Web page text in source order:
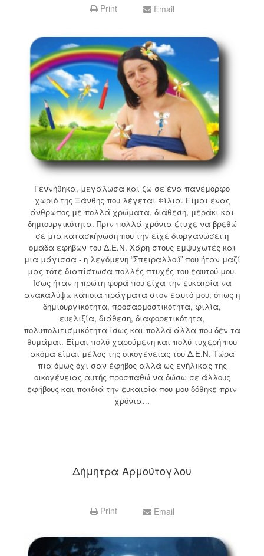
Print Email
Γεννήθηκα, μεγάλωσα και ζω σε ένα πανέμορφο
χωριό της Ξάνθης που λέγεται Φίλια. Είμαι ένας
άνθρωπος με πολλά χρώματα, διάθεση, μεράκι και
δημιουργικότητα. Πριν πολλά χρόνια έτυχε να βρεθώ
σε μια κατασκήνωση που την είχε διοργανώσει η
ομάδα εφήβων του Δ.Ε.Ν. Χάρη στους εμψυχωτές και
μια μάγισσα - η λεγόμενη “Σπειραλλού” που ήταν μαζί
μας τότε διαπίστωσα πολλές πτυχές του εαυτού μου.
Ίσως ήταν η πρώτη φορά που είχα την ευκαιρία να
ανακαλύψω κάποια πράγματα στον εαυτό μου, όπως η
δημιουργικότητα, προσαρμοστικότητα, φιλία,
ευελιξία, διάθεση, διαφορετικότητα,
πολυπολιτισμικότητα ίσως και πολλά άλλα που δεν τα
θυμάμαι. Είμαι πολύ χαρούμενη και πολύ τυχερή που
ακόμα είμαι μέλος της οικογένειας του Δ.Ε.Ν. Τώρα
πια όμως όχι σαν έφηβος αλλά ως ενήλικας της
οικογένειας αυτής προσπαθώ να δώσω σε άλλους
εφήβους και παιδιά την ευκαιρία που μου δόθηκε πριν
χρόνια…
Δήμητρα Αρμούτογλου
Print Email